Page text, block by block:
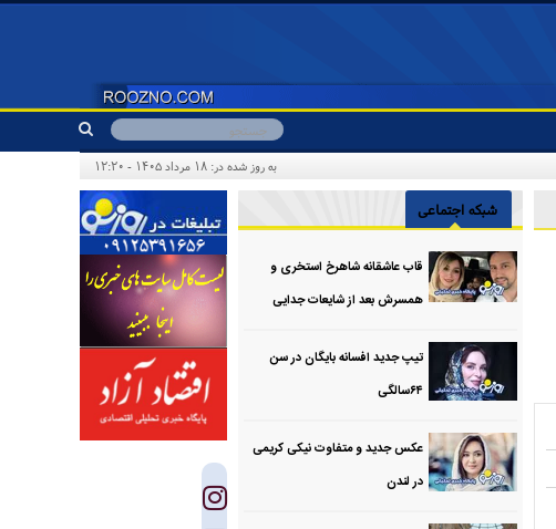
به روز شده در: ۱۸ مرداد ۱۴۰۵ - ۱۲:۲۰
شبکه اجتماعی
قاب عاشقانه شاهرخ استخری و
همسرش بعد از شایعات جدایی
تیپ جدید افسانه بایگان در سن
۶۴سالگی
عکس جدید و متفاوت نیکی کریمی
در لندن